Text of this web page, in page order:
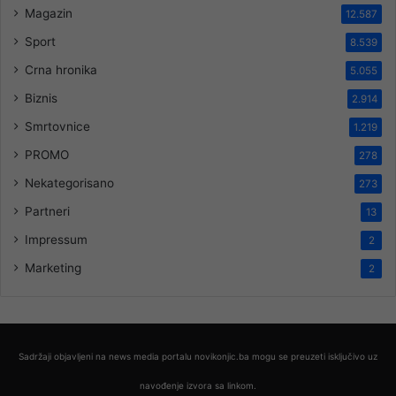
Magazin 12.587
Sport 8.539
Crna hronika 5.055
Biznis 2.914
Smrtovnice 1.219
PROMO 278
Nekategorisano 273
Partneri 13
Impressum 2
Marketing 2
Sadržaji objavljeni na news media portalu novikonjic.ba mogu se preuzeti isključivo uz
navođenje izvora sa linkom.